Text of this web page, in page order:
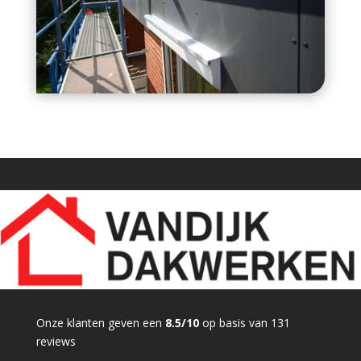
Onze klanten geven een 8.5/10 op basis van 131
reviews